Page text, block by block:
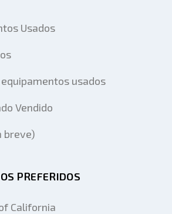
Usados
usados
Vendido
breve)
PREFERIDOS
California